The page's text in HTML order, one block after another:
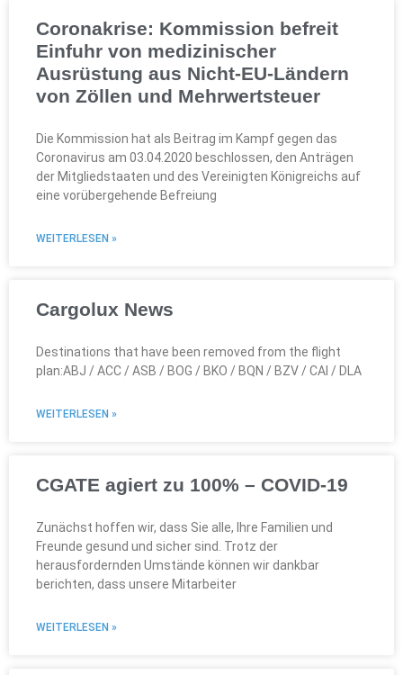
Coronakrise: Kommission befreit
Einfuhr von medizinischer
Ausrüstung aus Nicht-EU-Ländern
von Zöllen und Mehrwertsteuer
Die Kommission hat als Beitrag im Kampf gegen das
Coronavirus am 03.04.2020 beschlossen, den Anträgen
der Mitgliedstaaten und des Vereinigten Königreichs auf
eine vorübergehende Befreiung
WEITERLESEN »
Cargolux News
Destinations that have been removed from the flight
plan:ABJ / ACC / ASB / BOG / BKO / BQN / BZV / CAI / DLA
WEITERLESEN »
CGATE agiert zu 100% – COVID-19
Zunächst hoffen wir, dass Sie alle, Ihre Familien und
Freunde gesund und sicher sind. Trotz der
herausfordernden Umstände können wir dankbar
berichten, dass unsere Mitarbeiter
WEITERLESEN »